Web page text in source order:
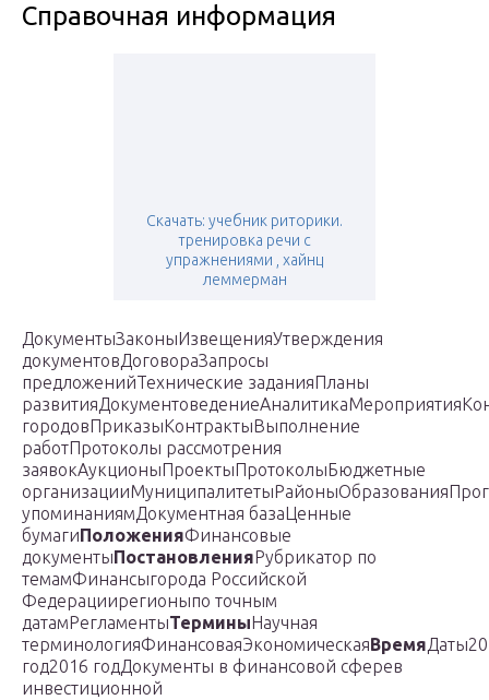
Справочная информация
Скачать: учебник риторики.
тренировка речи с
упражнениями , хайнц
леммерман
ДокументыЗаконыИзвещенияУтверждения
документовДоговораЗапросы
предложенийТехнические заданияПланы
городовПриказыКонтрактыВыполнение
работПротоколы рассмотрения
заявокАукционыПроектыПротоколыБюджетные
упоминаниямДокументная базаЦенные
бумагиПоложенияФинансовые
документыПостановленияРубрикатор по
темамФинансыгорода Российской
Федерациирегионыпо точным
датамРегламентыТерминыНаучная
терминологияФинансоваяЭкономическаяВремя
год2016 годДокументы в финансовой сферев
инвестиционной